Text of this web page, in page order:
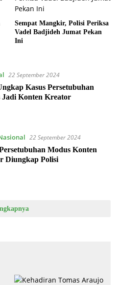
Sempat Mangkir, Polisi Periksa
Vadel Badjideh Jumat Pekan
Ini
22 September 2024
Kasus Persetubuhan
Jadi Konten Kreator
22 September 2024
Modus Konten
Diungkap Polisi